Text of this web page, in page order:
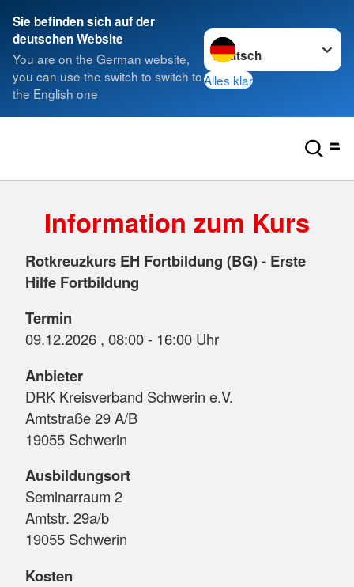
Sie befinden sich auf der
deutschen Website
You are on the German website,
you can use the switch to switch to
the English one
Sprache wechseln zu
Alles klar
Information zum Kurs
Rotkreuzkurs EH Fortbildung (BG) - Erste
Hilfe Fortbildung
Termin
09.12.2026 , 08:00 - 16:00 Uhr
Anbieter
DRK Kreisverband Schwerin e.V.
Amtstraße 29 A/B
19055 Schwerin
Ausbildungsort
Seminarraum 2
Amtstr. 29a/b
19055 Schwerin
Kosten